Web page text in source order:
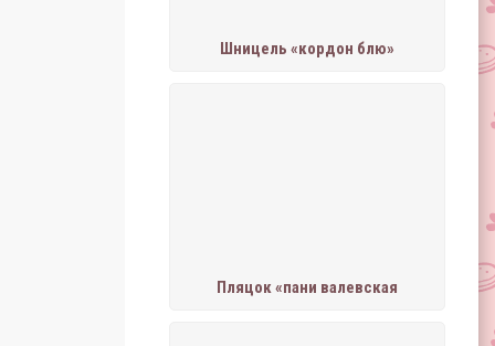
Шницель «кордон блю»
Пляцок «пани валевская